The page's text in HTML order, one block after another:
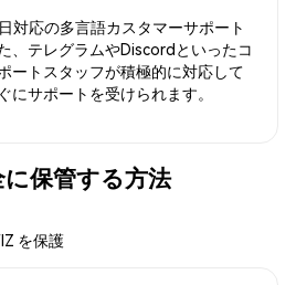
対応の多言語カスタマーサポート
、テレグラムやDiscordといったコ
ートスタッフが積極的に対応して
にサポートを受けられます。
保管する方法
を保護